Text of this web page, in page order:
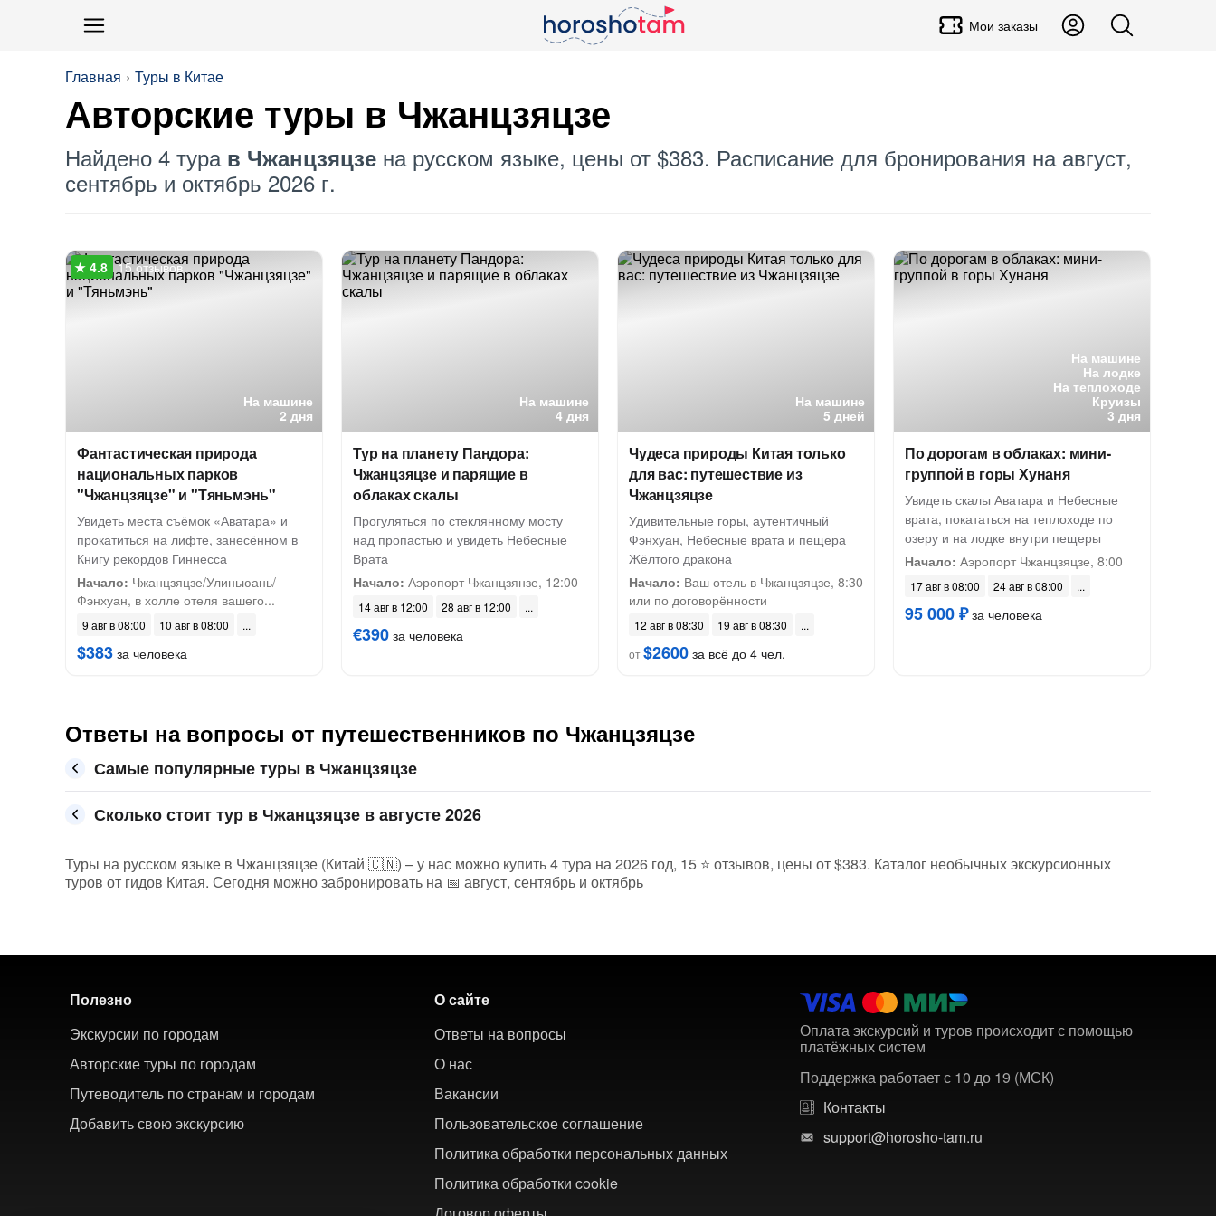
Мои заказы
Главная Туры в Китае
Авторские туры в Чжанцзяцзе
Найдено 4 тура в Чжанцзяцзе на русском языке, цены от $383. Расписание для бронирования на август,
сентябрь и октябрь 2026 г.
На машине
2 дня
15 отзывов
Фантастическая природа
национальных парков
"Чжанцзяцзе" и "Тяньмэнь"
Увидеть места съёмок «Аватара» и
прокатиться на лифте, занесённом в
Книгу рекордов Гиннесса
Начало: Чжанцзяцзе/Улиньюань/
Фэнхуан, в холле отеля вашего...
9 авг в 08:00 10 авг в 08:00
$383 за человека
На машине
4 дня
Тур на планету Пандора:
Чжанцзяцзе и парящие в
облаках скалы
Прогуляться по стеклянному мосту
над пропастью и увидеть Небесные
Врата
Начало: Аэропорт Чжанцзянзе, 12:00
14 авг в 12:00 28 авг в 12:00
€390 за человека
На машине
5 дней
Чудеса природы Китая только
для вас: путешествие из
Чжанцзяцзе
Удивительные горы, аутентичный
Фэнхуан, Небесные врата и пещера
Жёлтого дракона
Начало: Ваш отель в Чжанцзяцзе, 8:30
или по договорённости
12 авг в 08:30
19 авг в 08:30
от$2600 за всё до 4 чел.
На машине
На лодке
На теплоходе
Круизы
3 дня
По дорогам в облаках: мини-
группой в горы Хунаня
Увидеть скалы Аватара и Небесные
врата, покататься на теплоходе по
озеру и на лодке внутри пещеры
Начало: Аэропорт Чжанцзяцзе, 8:00
17 авг в 08:00 24 авг в 08:00
95 000 ₽за человека
Ответы на вопросы от путешественников по Чжанцзяцзе
Самые популярные туры в Чжанцзяцзе
Сколько стоит тур в Чжанцзяцзе в августе 2026
Туры на русском языке в Чжанцзяцзе (Китай 🇨🇳) – у нас можно купить 4 тура на 2026 год, 15 ⭐ отзывов, цены от $383. Каталог необычных экскурсионных
туров от гидов Китая. Сегодня можно забронировать на 📅 август, сентябрь и октябрь
Полезно
Экскурсии по городам
Авторские туры по городам
Путеводитель по странам и городам
Добавить свою экскурсию
О сайте
Ответы на вопросы
О нас
Вакансии
Пользовательское соглашение
Политика обработки персональных данных
Политика обработки cookie
Оплата экскурсий и туров происходит с помощью
платёжных систем
Поддержка работает с 10 до 19 (МСК)
Контакты
support@horosho-tam.ru